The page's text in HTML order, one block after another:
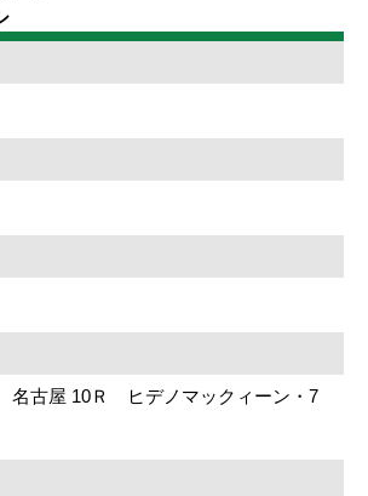
名古屋 10Ｒ ヒデノマックィーン・7